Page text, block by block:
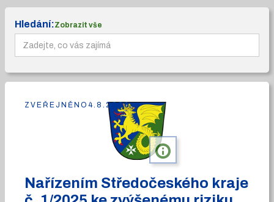
Hledání:Zobrazit vše
info
Nařízením Středočeského kraje
ZVEŘEJNĚNO 4.8.2026